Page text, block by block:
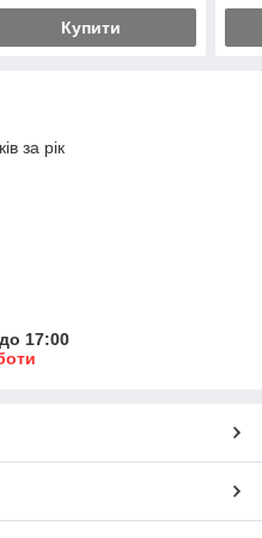
Купити
за рік
17:00